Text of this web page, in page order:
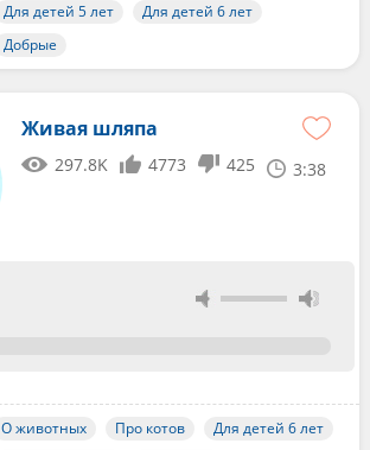
Для детей 5 лет
Для детей 6 лет
Добрые
Живая шляпа
297.8K 4773 425 3:38
О животных Про котов
Для детей 6 лет